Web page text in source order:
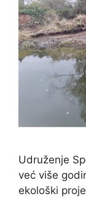
Udruženje
već više
ekološki